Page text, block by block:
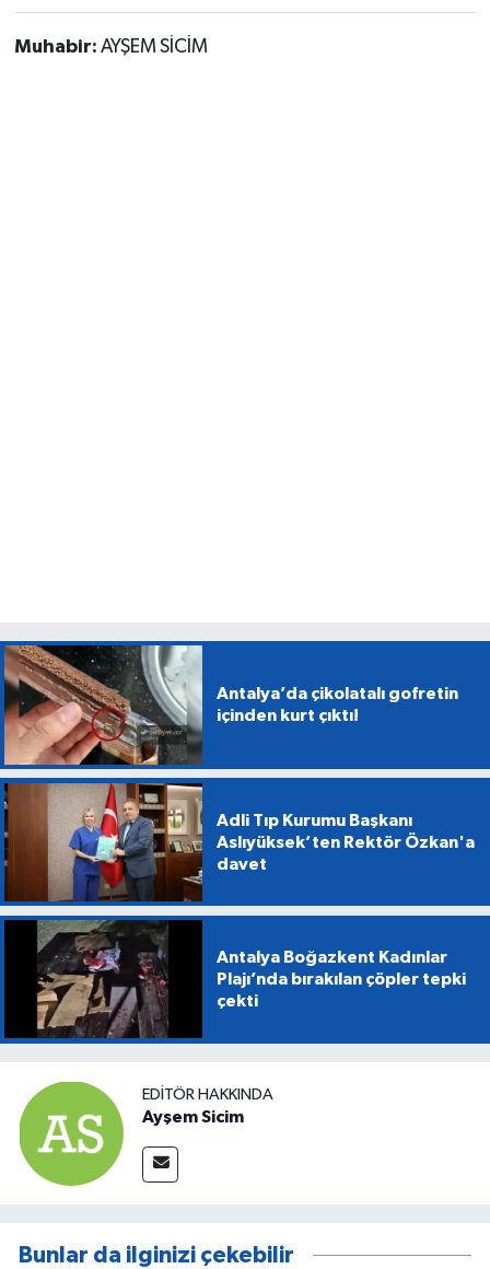
Muhabir: AYŞEM SİCİM
Antalya’da çikolatalı gofretin
içinden kurt çıktı!
Adli Tıp Kurumu Başkanı
Aslıyüksek’ten Rektör Özkan'a
davet
Antalya Boğazkent Kadınlar
Plajı’nda bırakılan çöpler tepki
çekti
EDITÖR HAKKINDA
Ayşem Sicim
Bunlar da ilginizi çekebilir